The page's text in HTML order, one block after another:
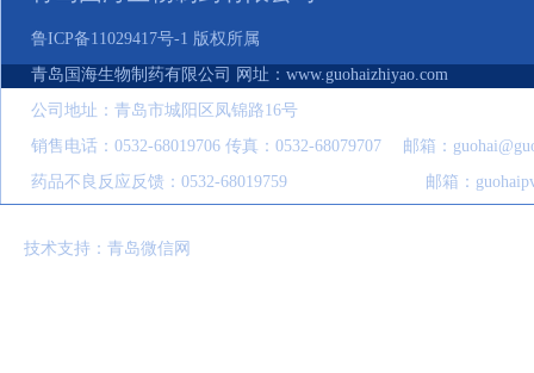
鲁ICP备11029417号-1 版权所属
青岛国海生物制药有限公司 网址：www.guohaizhiyao.com
公司地址：青岛市城阳区凤锦路16号
销售电话：0532-68019706 传真：0532-68079707 邮箱：
药品不良反应反馈：0532-68019759 邮箱：
技术支持：青岛微信网